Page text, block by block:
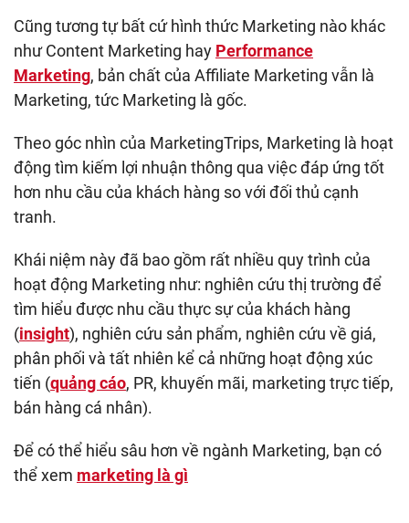
Cũng tương tự bất cứ hình thức Marketing nào khác
như Content Marketing hay Performance
Marketing, bản chất của Affiliate Marketing vẫn là
Marketing, tức Marketing là gốc.
Theo góc nhìn của MarketingTrips, Marketing là hoạt
động tìm kiếm lợi nhuận thông qua việc đáp ứng tốt
hơn nhu cầu của khách hàng so với đối thủ cạnh
tranh.
Khái niệm này đã bao gồm rất nhiều quy trình của
hoạt động Marketing như: nghiên cứu thị trường để
tìm hiểu được nhu cầu thực sự của khách hàng
(insight), nghiên cứu sản phẩm, nghiên cứu về giá,
phân phối và tất nhiên kể cả những hoạt động xúc
tiến (quảng cáo, PR, khuyến mãi, marketing trực tiếp,
bán hàng cá nhân).
Để có thể hiểu sâu hơn về ngành Marketing, bạn có
thể xem marketing là gì